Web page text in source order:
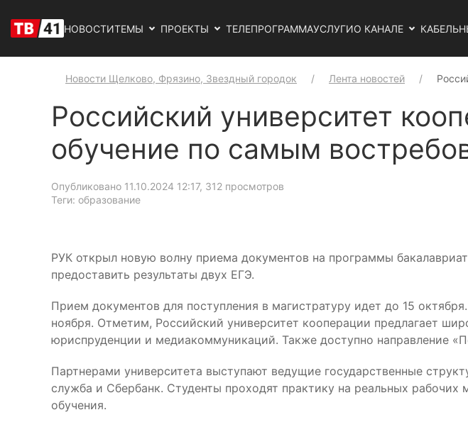
НОВОСТИТЕМЫ ПРОЕКТЫ ТЕЛЕПРОГРАММАУСЛУГИО КАНАЛЕ
Новости Щелково, Фрязино, Звездный городок Лента новостей
Российский университет
обучение по самым
Опубликовано 11.10.2024 12:17, 312 просмотров
Теги: образование
РУК открыл новую волну приема документов на программы
предоставить результаты двух ЕГЭ.
Прием документов для поступления в магистратуру идет до 15
ноября. Отметим, Российский университет кооперации предлагает
юриспруденции и медиакоммуникаций. Также доступно направление
Партнерами университета выступают ведущие государственные
служба и Сбербанк. Студенты проходят практику на реальных
обучения.